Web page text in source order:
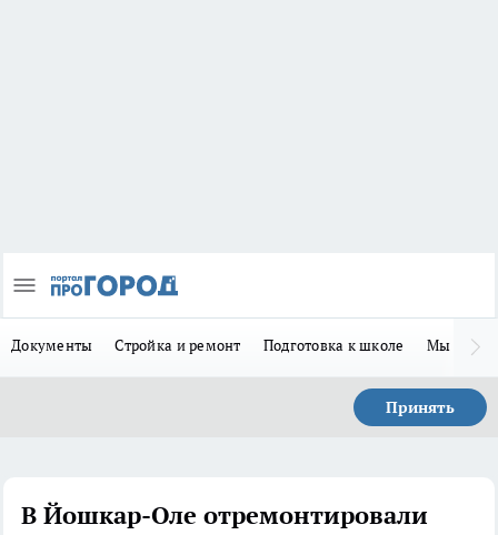
Документы Стройка и ремонт Подготовка к школе Мы в MAX
Принять
В Йошкар-Оле отремонтировали